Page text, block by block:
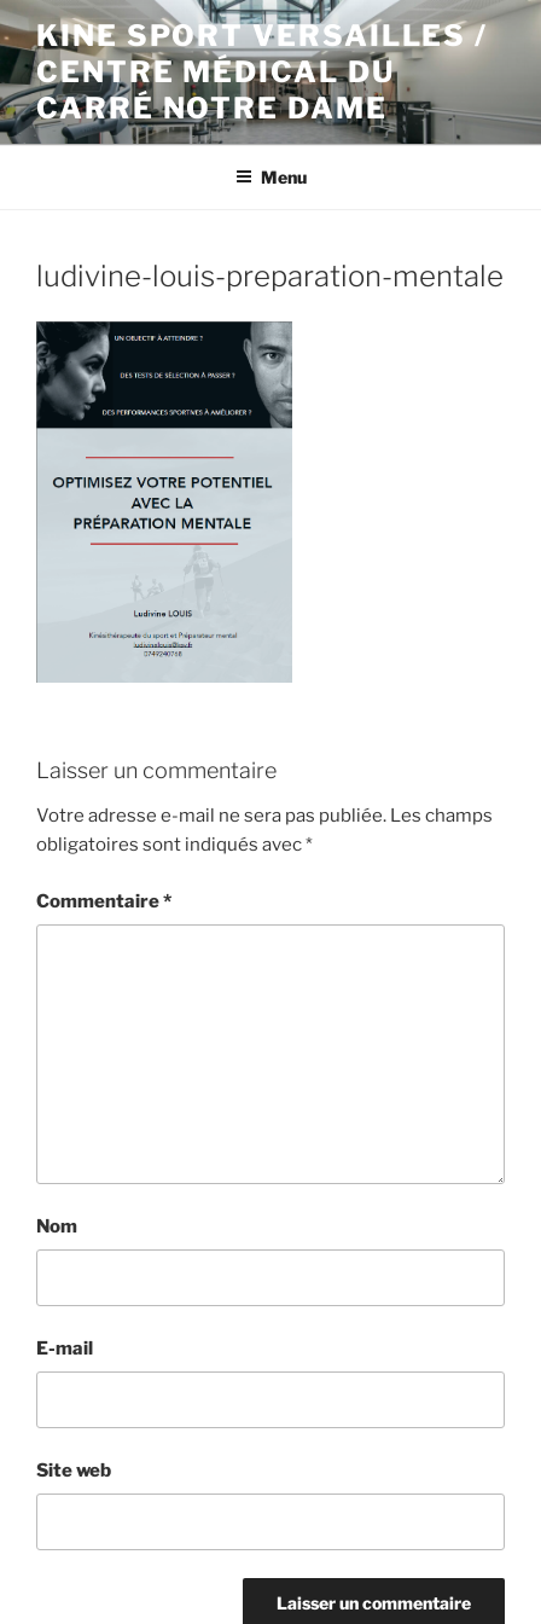
Aller
au
contenu
principal
KINE SPORT VERSAILLES /
CENTRE MÉDICAL DU
CARRÉ NOTRE DAME
Menu
ludivine-louis-preparation-mentale
Laisser un commentaire
Votre adresse e-mail ne sera pas publiée. Les champs
obligatoires sont indiqués avec*
Commentaire*
Nom
E-mail
Site web